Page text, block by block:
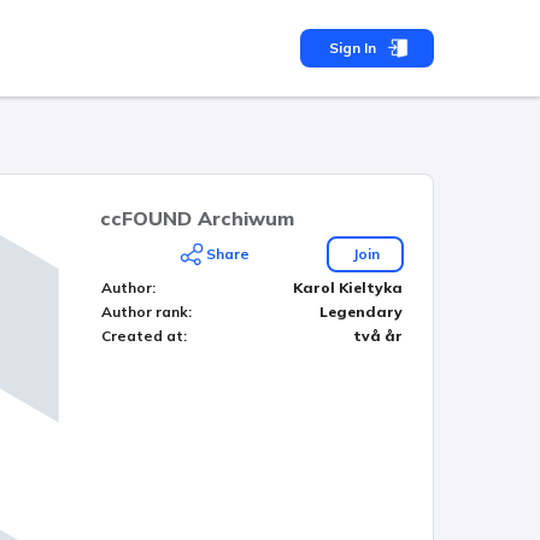
Sign In
ccFOUND Archiwum
Share
Join
Author:
Karol Kieltyka
Author rank:
Legendary
Created at: två år